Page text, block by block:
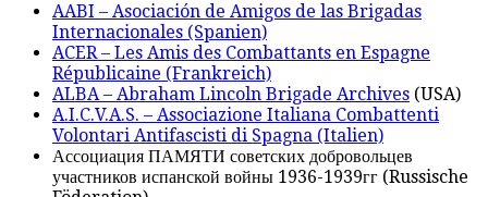
AABI – Asociación de Amigos de las Brigadas
Internacionales (Spanien)
ACER – Les Amis des Combattants en Espagne
Républicaine (Frankreich)
ALBA – Abraham Lincoln Brigade Archives (USA)
A.I.C.V.A.S. – Associazione Italiana Combattenti
Volontari Antifascisti di Spagna (Italien)
Ассоциация ПАМЯТИ советских добровольцев
участников испанской войны 1936-1939гг (Russische